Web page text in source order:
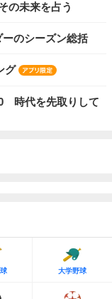
の未来を占う
ーのシーズン総括
グ
時代を先取りして
大学野球